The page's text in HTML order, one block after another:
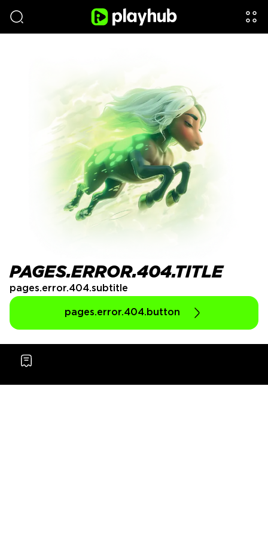
PAGES.ERROR.404.TITLE
pages.error.404.subtitle
pages.error.404.button